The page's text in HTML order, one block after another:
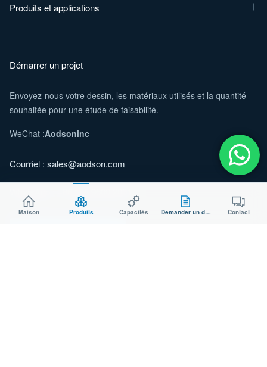
Produits et applications
Démarrer un projet
Envoyez-nous votre dessin, les matériaux utilisés et la quantité
souhaitée pour une étude de faisabilité.
WeChat :Aodsoninc
Courriel : sales@aodson.com
Maison Produits Capacités Demander un devis Contact